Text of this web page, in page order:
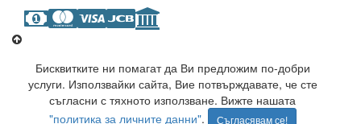
NVIDIA GeForce GT 730
NVIDIA GeForce RTX 3050
NVIDIA GeForce RTX 5060 Ti
AMD Radeon RX 7600
NVIDIA GeForce RTX 3060
NVIDIA GeForce RTX 3060 Ti
Бисквитките ни помагат да Ви предложим по-добри
услуги. Използвайки сайта, Вие потвърждавате, че сте
съгласни с тяхното използване. Вижте нашата
"политика за личните данни". Съгласявам се!